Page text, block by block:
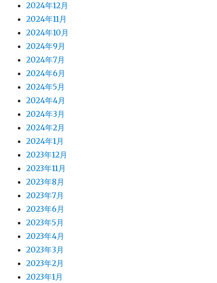
2024年12月
2024年11月
2024年10月
2024年9月
2024年7月
2024年6月
2024年5月
2024年4月
2024年3月
2024年2月
2024年1月
2023年12月
2023年11月
2023年8月
2023年7月
2023年6月
2023年5月
2023年4月
2023年3月
2023年2月
2023年1月